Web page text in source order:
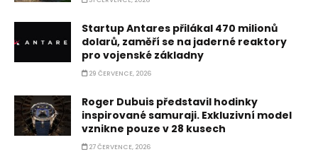
Startup Antares přilákal 470 milionů
dolarů, zaměří se na jaderné reaktory
pro vojenské základny
29 ČERVENCE, 2026
Roger Dubuis představil hodinky
inspirované samuraji. Exkluzivní model
vznikne pouze v 28 kusech
27 ČERVENCE, 2026